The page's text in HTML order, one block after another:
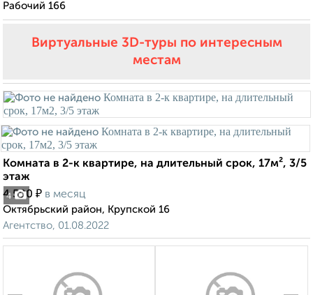
Рабочий 166
Виртуальные 3D-туры по интересным
местам
4
Комната в 2-к квартире, на длительный срок, 17м², 3/5
этаж
4 500 ₽ в месяц
Октябрьский район, Крупской 16
Агентство, 01.08.2022